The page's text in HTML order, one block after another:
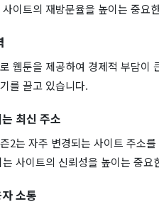
이트의 재방문율을 높이는 중요
웹툰을 제공하여 경제적 부담이
를 끌고 있습니다.
최신 주소
2는 자주 변경되는 사이트 주소
사이트의 신뢰성을 높이는 중요
소통